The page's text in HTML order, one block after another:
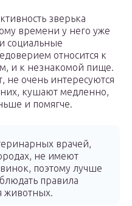
зверька
времени у него уже
социальные
относится к
и к незнакомой пище.
не очень интересуются
них, кушают медленно,
и помягче.
врачей,
не имеют
поэтому лучше
правила
животных.